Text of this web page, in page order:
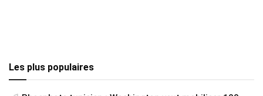
Les plus populaires